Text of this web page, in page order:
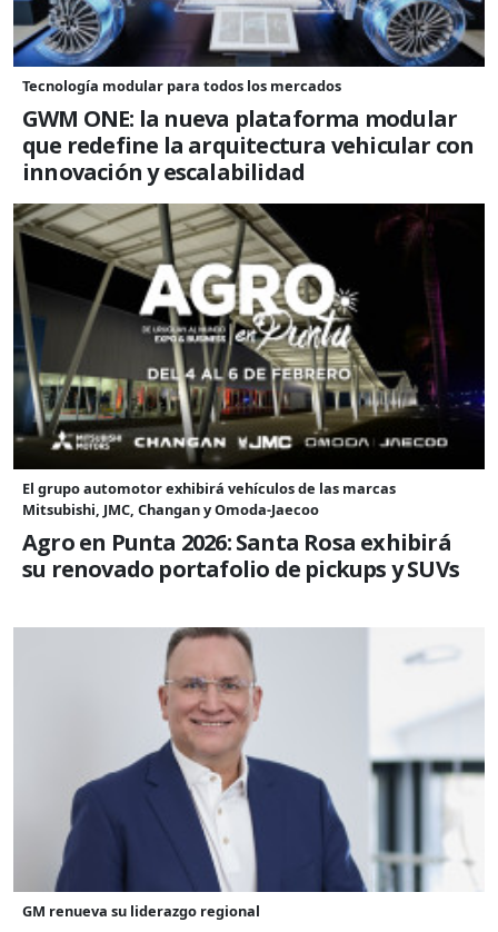
Tecnología modular para todos los mercados
GWM ONE: la nueva plataforma modular
que redefine la arquitectura vehicular con
innovación y escalabilidad
El grupo automotor exhibirá vehículos de las marcas
Mitsubishi, JMC, Changan y Omoda-Jaecoo
Agro en Punta 2026: Santa Rosa exhibirá
su renovado portafolio de pickups y SUVs
GM renueva su liderazgo regional